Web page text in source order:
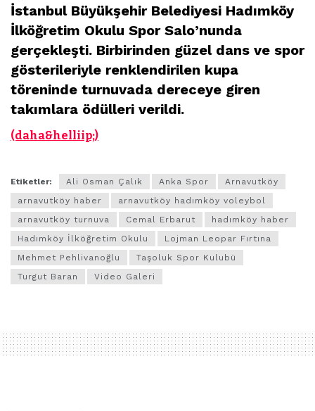
İstanbul Büyükşehir Belediyesi Hadımköy
İlköğretim Okulu Spor Salo’nunda
gerçekleşti. Birbirinden güzel dans ve spor
gösterileriyle renklendirilen kupa
töreninde turnuvada dereceye giren
takımlara ödülleri verildi.
(daha&helliip;)
Etiketler: Ali Osman Çalık Anka Spor
Arnavutköy
arnavutköy haber
arnavutköy hadımköy voleybol
arnavutköy turnuva
Cemal Erbarut
hadımköy haber
Hadımköy İlköğretim Okulu
Lojman Leopar Fırtına
Mehmet Pehlivanoğlu
Taşoluk Spor Kulubü
Turgut Baran
Video Galeri